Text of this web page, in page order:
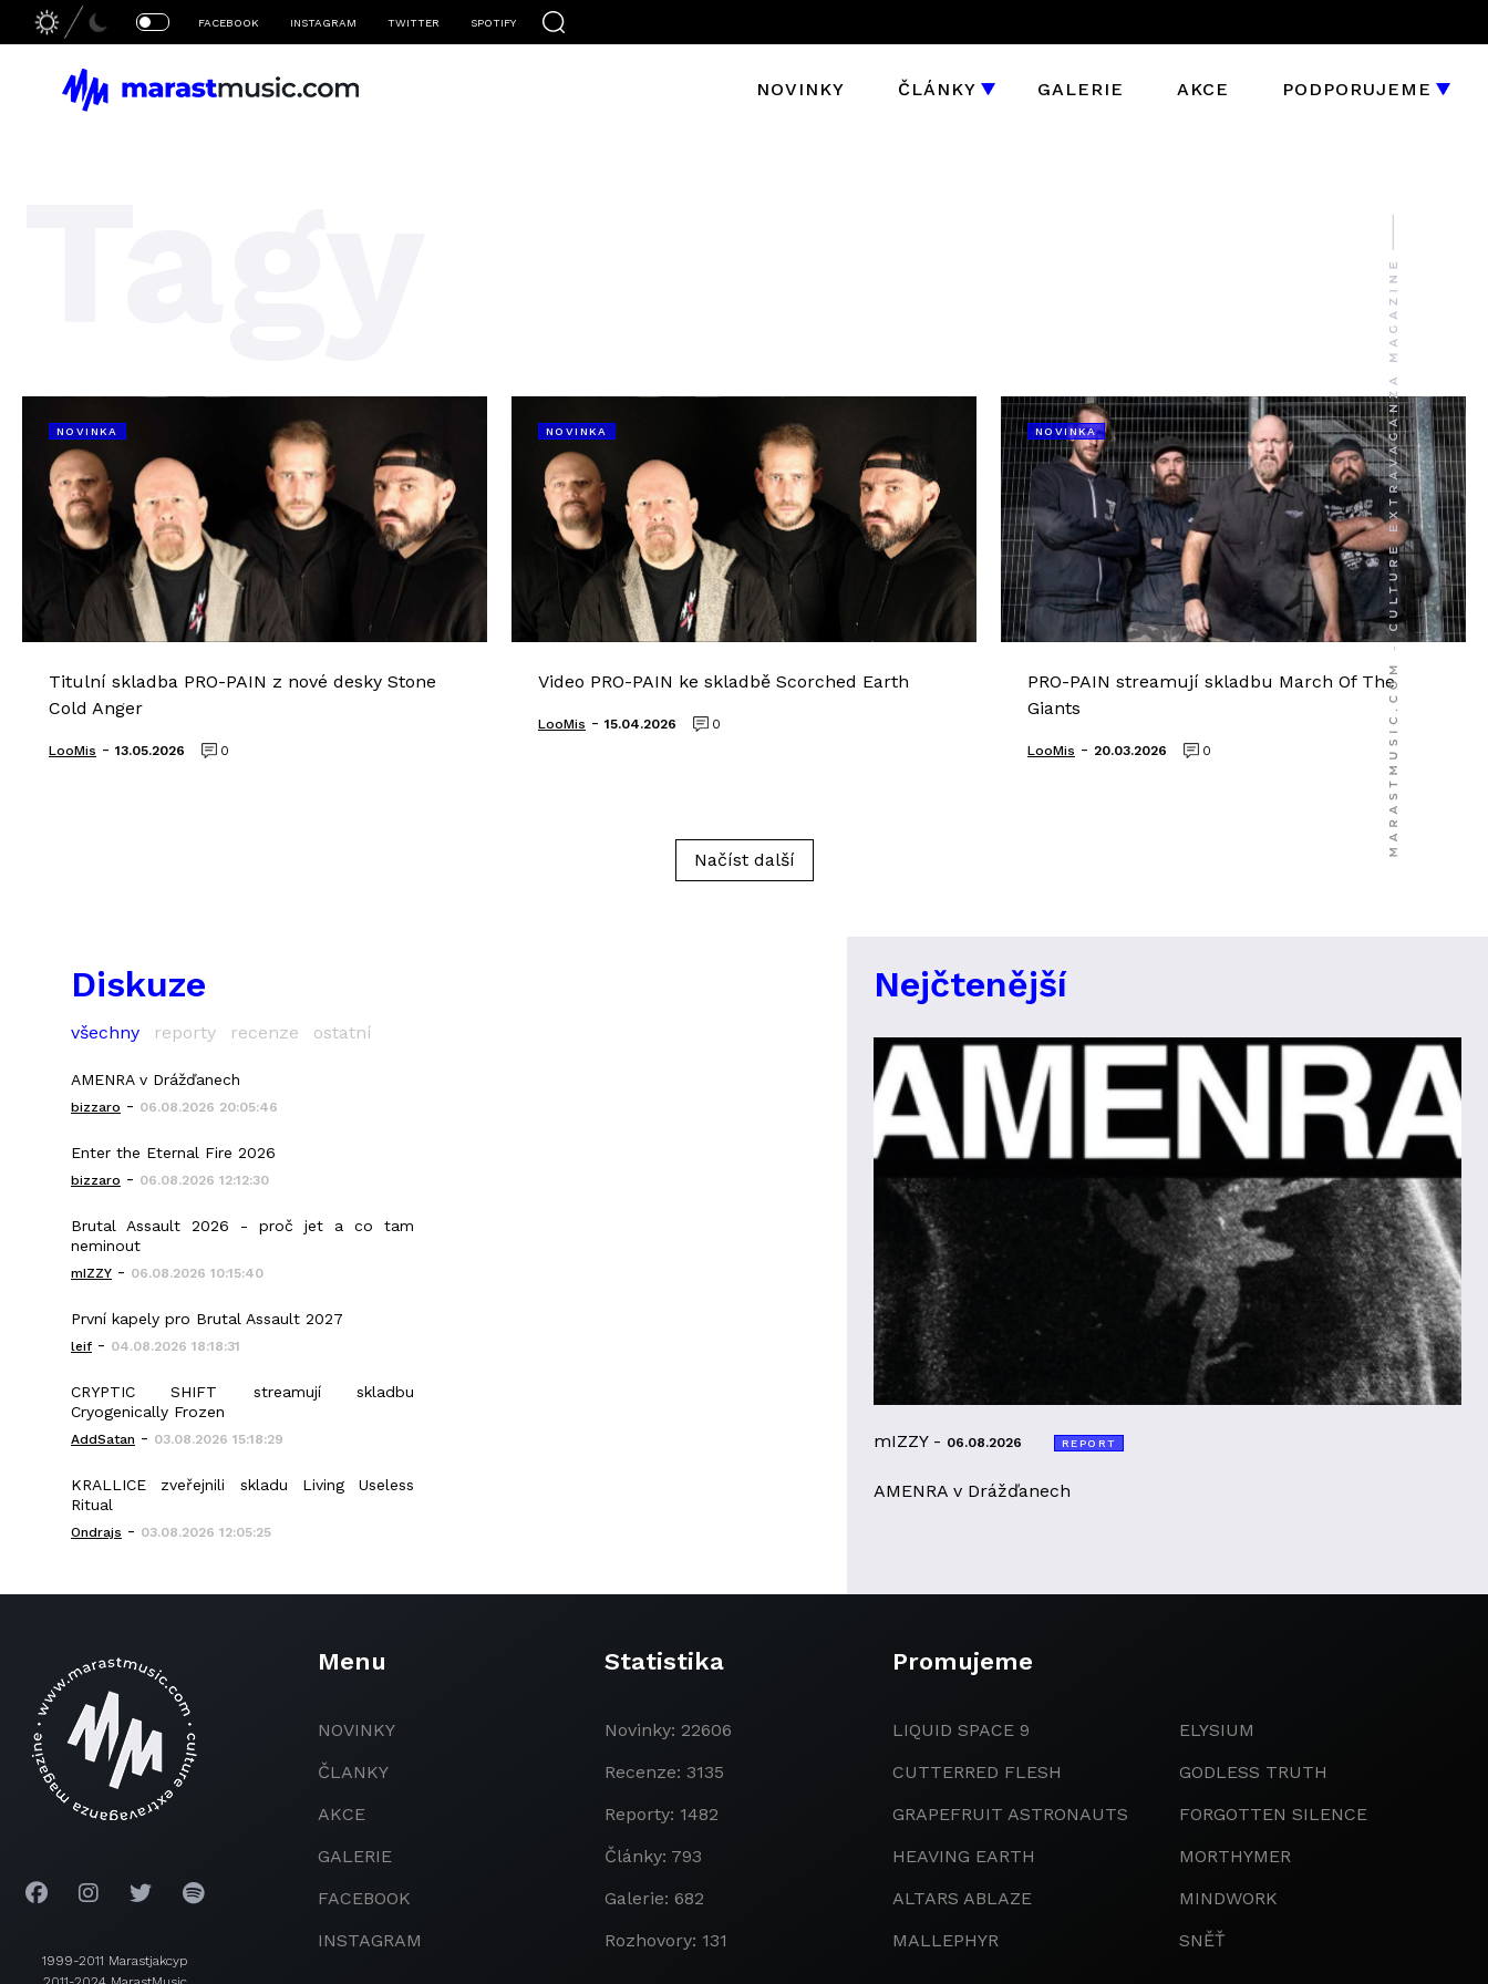
FACEBOOK INSTAGRAM TWITTER SPOTIFY
NOVINKY ČLÁNKY GALERIE AKCE PODPORUJEME
NOVINKA
Titulní skladba PRO-PAIN z nové desky Stone
Cold Anger
LooMis - 13.05.2026 0
NOVINKA
Video PRO-PAIN ke skladbě Scorched Earth
LooMis - 15.04.2026 0
NOVINKA
PRO-PAIN streamují skladbu March Of The
Giants
LooMis - 20.03.2026 0
Načíst další
Diskuze
všechny reporty recenze ostatní
AMENRA v Drážďanech
bizzaro - 06.08.2026 20:05:46
Enter the Eternal Fire 2026
bizzaro - 06.08.2026 12:12:30
Brutal Assault 2026 - proč jet a co tam
neminout
mIZZY - 06.08.2026 10:15:40
První kapely pro Brutal Assault 2027
leif - 04.08.2026 18:18:31
CRYPTIC SHIFT streamují skladbu
Cryogenically Frozen
AddSatan - 03.08.2026 15:18:29
KRALLICE zveřejnili skladu Living Useless
Ritual
Ondrajs - 03.08.2026 12:05:25
Nejčtenější
mIZZY - 06.08.2026 REPORT
AMENRA v Drážďanech
1999-2011 Marastjakcyp
Menu
NOVINKY
ČLANKY
AKCE
GALERIE
FACEBOOK
INSTAGRAM
Statistika
Novinky: 22606
Recenze: 3135
Reporty: 1482
Články: 793
Galerie: 682
Rozhovory: 131
Promujeme
LIQUID SPACE 9
CUTTERRED FLESH
GRAPEFRUIT ASTRONAUTS
HEAVING EARTH
ALTARS ABLAZE
MALLEPHYR
ELYSIUM
GODLESS TRUTH
FORGOTTEN SILENCE
MORTHYMER
MINDWORK
SNĚŤ